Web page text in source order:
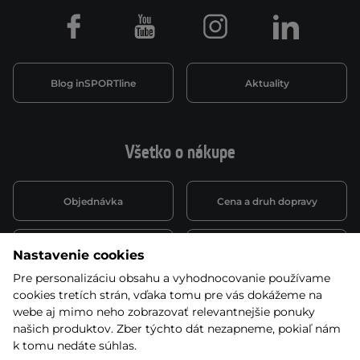
Všetko o nákupe
Objednávka Cena a druh dopravy
Spôsob platby
Montáž a servis Reklamácie a záruka
Kariéra
Blog inSPORTline Aktuality
Facebook Youtube Instagram LinkedIn
Nastavenie cookies
Pre personalizáciu obsahu a vyhodnocovanie používame
cookies tretích strán, vďaka tomu pre vás dokážeme na
webe aj mimo neho zobrazovať relevantnejšie ponuky
našich produktov. Zber týchto dát nezapneme, pokiaľ nám
k tomu nedáte súhlas.